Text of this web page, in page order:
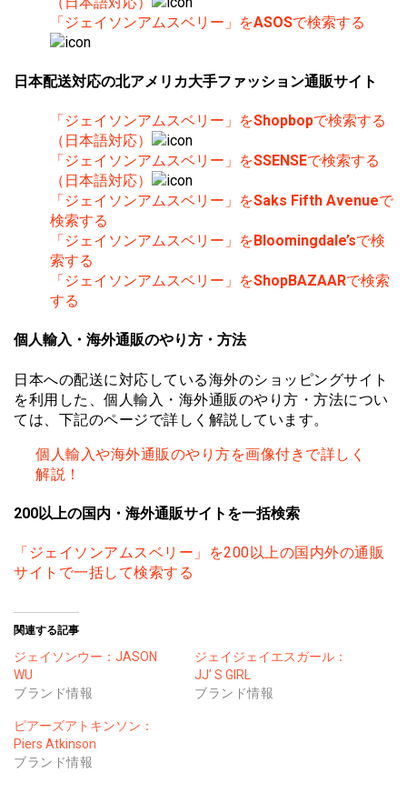
「ジェイソンアムスベリー」をASOSで検索する
日本配送対応の北アメリカ大手ファッション通販サイト
「ジェイソンアムスベリー」をShopbopで検索する
（日本語対応）
「ジェイソンアムスベリー」をSSENSEで検索する
（日本語対応）
「ジェイソンアムスベリー」をSaks Fifth Avenueで
検索する
「ジェイソンアムスベリー」をBloomingdale’sで検
索する
「ジェイソンアムスベリー」をShopBAZAARで検索
する
個人輸入・海外通販のやり方・方法
日本への配送に対応している海外のショッピングサイト
を利用した、個人輸入・海外通販のやり方・方法につい
ては、下記のページで詳しく解説しています。
個人輸入や海外通販のやり方を画像付きで詳しく
解説！
200以上の国内・海外通販サイトを一括検索
「ジェイソンアムスベリー」を200以上の国内外の通販
サイトで一括して検索する
関連する記事
ジェイソンウー：JASON
WU
ブランド情報
ジェイジェイエスガール：
JJ’ S GIRL
ブランド情報
ピアーズアトキンソン：
Piers Atkinson
ブランド情報